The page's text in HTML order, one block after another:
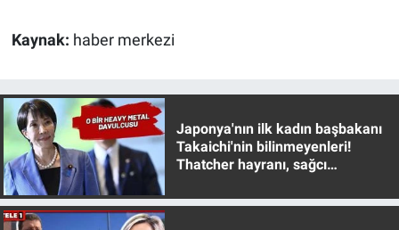
Kaynak: haber merkezi
Japonya'nın ilk kadın başbakanı
Takaichi'nin bilinmeyenleri!
Thatcher hayranı, sağcı